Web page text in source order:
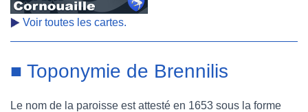
Voir toutes les cartes.
■ Toponymie de Brennilis
Le nom de la paroisse est attesté en 1653 sous la forme